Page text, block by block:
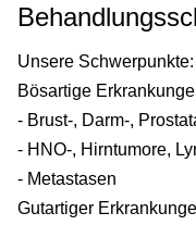
Unsere Schwerpunkte:
Bösartige
- Brust-, Darm-,
- HNO-, Hirntumore,
- Metastasen
Gutartiger